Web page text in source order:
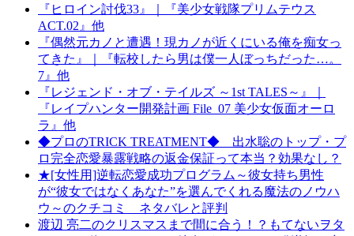
『ヒロイン討伐33』｜『美少女戦隊プリムテウス
ACT.02』他
『偶然元カノと遭遇！現カノが近くにいる俺を痴女っ
てきた』｜『転校したら男は僕一人ぼっちだった…。
7』他
『レジェンド・オブ・テイルズ ～1st TALES～』｜
『レイプハンター開発計画 File_07 美少女仮面オーロ
ラ』他
◆プロのTRICK TREATMENT◆ 出水聡のトップ・プ
ロ完全恋愛暴露戦略の返金保証って本当？効果なし？
★[女性用]逆転恋愛成功プログラム～彼女持ち男性
が“彼女ではなくあなた”を選んでくれる魔法のノウハ
ウ～のクチコミ ネタバレと評判
渡辺 亮二のクリスマスまで間に合う！？もてないヲタ